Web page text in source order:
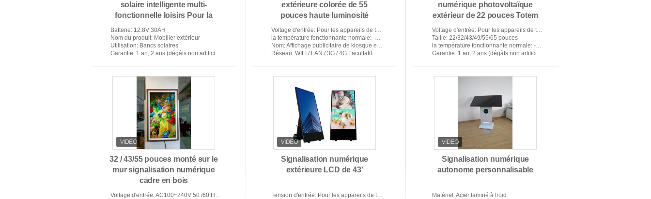
solaire intelligente multi-
fonctionnelle loisirs Pour la
recharge sans fil du téléphone
portable
Batterie: 12.8V 30AH
Nom du produit: Mobilier extérieur
Utilisation: Bancs solaires
Garantie: 1 an, 2 ans (dégâts non artificiels)
extérieure colorée de 55
pouces haute luminosité
intelligente 2500Nits Double
côté pour la gare routière
Voltage d'entrée: Pour les appareils de traitement des données, la fréquence d'alimentation doit être supérieure ou ég
la température fonctionnante normale: -40 à 55 degrés Celsius
Nom: Affichage publicitaire de kiosque extérieur de 55 pouces 2000 nits ultra mince avec fonction tactile
Réseau: WIFI / LAN / 3G / 4G Facultatif
numérique photovoltaïque
extérieur de 22 pouces Totem
Parking à énergie solaire
Kiosque de paiement
Voltage d'entrée: Pour les appareils de traitement des données, la fréquence d'alimentation doit être supérieure ou ég
Taille: 22/32/43/49/55/65 pouces
la température fonctionnante normale: -40 à 55 degrés Celsius
Garantie: 1 an, 2 ans (dégâts non artificiels)
32 / 43/55 pouces monté sur le
mur signalisation numérique
cadre en bois
Voltage d'entrée: AC100~240V 50 /60 HERTZ
Signalisation numérique
extérieure LCD de 43'
Tension d'entrée: Pour les appareils de traitement des données, la fréquence d'alimentation doit être supérieure ou ég
Signalisation numérique
autonome personnalisable
Matériel : Acier laminé à froid